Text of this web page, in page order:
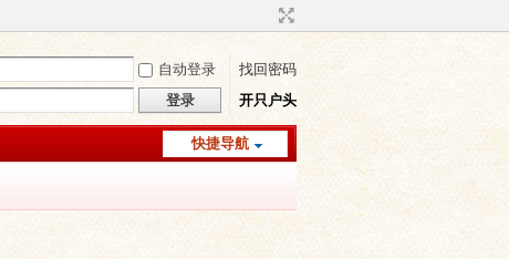
自动登录
找回密码
登录 开只户头
快捷导航